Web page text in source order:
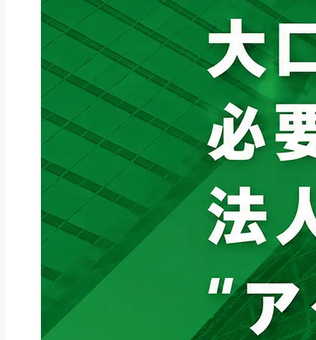
ファクタリング
ファクタリングとは？仕組み・メ
リット・注意点と...
2026年8月6日